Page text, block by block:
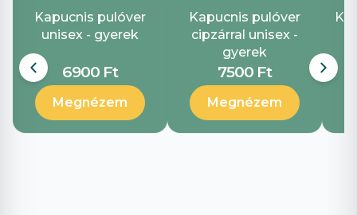
Kapucnis pulóver
unisex - gyerek
6900 Ft
Megnézem
Kapucnis pulóver
cipzárral unisex -
gyerek
7500 Ft
Megnézem